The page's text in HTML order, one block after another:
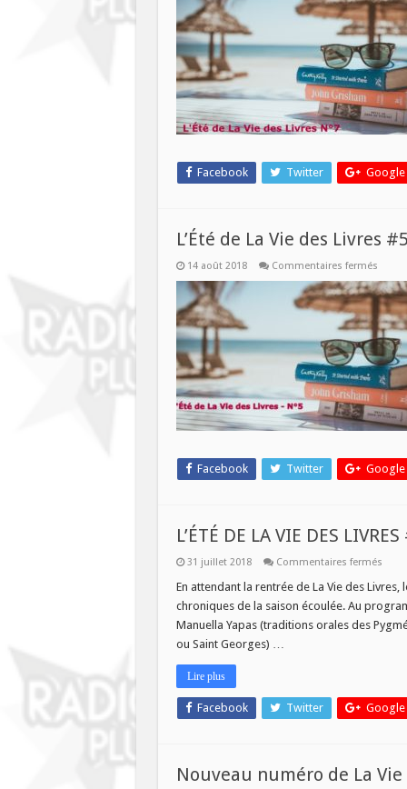
La
Vie
des
Livres
#7
–
29
août
2018
Facebook Twitter Google
L’Été de La Vie des Livres
14 août 2018 Commentaires ferméssur
de
La
Vie
des
Livres
#5
–
15
août
2018
Facebook Twitter Google
L’ÉTÉ DE LA VIE DES
31 juillet 2018 Commentaires ferméssur
DE
VIE
DES
En attendant la rentrée de La Vie des
chroniques de la saison écoulée. Au
Manuella Yapas (traditions orales des
ou Saint Georges) …
Lire plus
Facebook Twitter Google
Nouveau numéro de La